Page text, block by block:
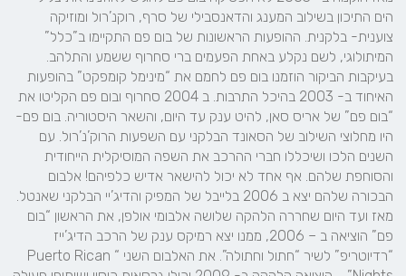
“רדיוטריפ” לשיר “חתול וחתולה”. את האלבום השני “Puerto Rican